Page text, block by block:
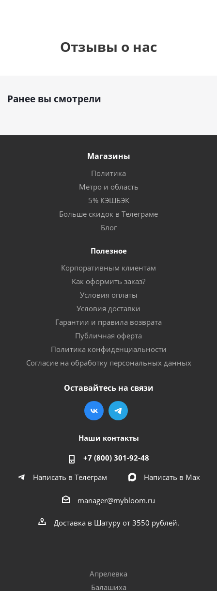
Отзывы о нас
Ранее вы смотрели
Магазины
Политика
Метро и область
5% КЭШБЭК
Больше скидок в Телеграме
Блог
Полезное
Корпоративным клиентам
Как оформить заказ?
Условия оплаты
Условия доставки
Гарантии и правила возврата
Публичная оферта
Политика конфиденциальности
Согласие на обработку персональных данных
Оставайтесь на связи
Наши контакты
+7 (800) 301-92-48
Написать в Телеграм
Написать в Мах
manager@mybloom.ru
Доставка в Шатуру от 3550 рублей.
Апрелевка
Балашиха